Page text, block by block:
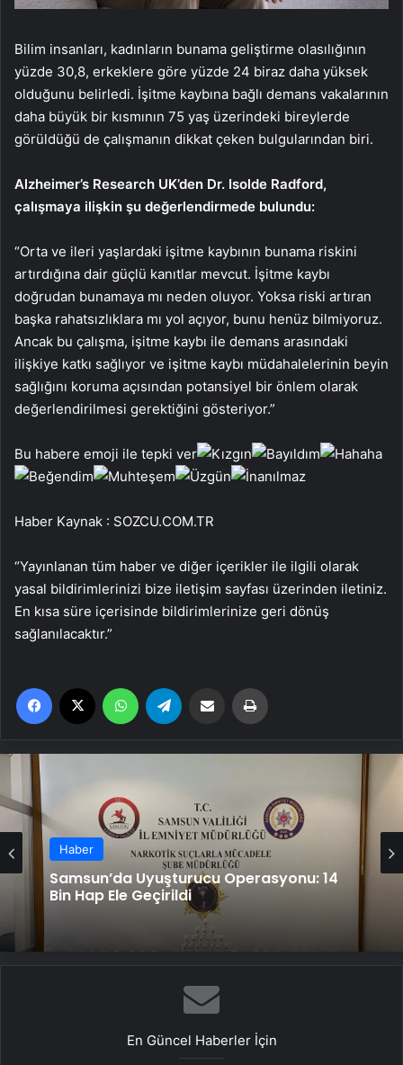
Bilim insanları, kadınların bunama geliştirme olasılığının
yüzde 30,8, erkeklere göre yüzde 24 biraz daha yüksek
olduğunu belirledi. İşitme kaybına bağlı demans vakalarının
daha büyük bir kısmının 75 yaş üzerindeki bireylerde
görüldüğü de çalışmanın dikkat çeken bulgularından biri.
Alzheimer’s Research UK’den Dr. Isolde Radford,
çalışmaya ilişkin şu değerlendirmede bulundu:
“Orta ve ileri yaşlardaki işitme kaybının bunama riskini
artırdığına dair güçlü kanıtlar mevcut. İşitme kaybı
doğrudan bunamaya mı neden oluyor. Yoksa riski artıran
başka rahatsızlıklara mı yol açıyor, bunu henüz bilmiyoruz.
Ancak bu çalışma, işitme kaybı ile demans arasındaki
ilişkiye katkı sağlıyor ve işitme kaybı müdahalelerinin beyin
sağlığını koruma açısından potansiyel bir önlem olarak
değerlendirilmesi gerektiğini gösteriyor.”
Bu habere emoji ile tepki ver
Haber Kaynak : SOZCU.COM.TR
“Yayınlanan tüm haber ve diğer içerikler ile ilgili olarak
yasal bildirimlerinizi bize iletişim sayfası üzerinden iletiniz.
En kısa süre içerisinde bildirimlerinize geri dönüş
sağlanılacaktır.”
Facebook WhatsApp Email'den paylaş
Haber
Samsun’da Uyuşturucu Operasyonu: 14
Bin Hap Ele Geçirildi
En Güncel Haberler İçin